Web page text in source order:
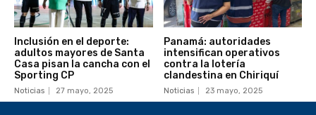
Inclusión en el deporte:
adultos mayores de Santa
Casa pisan la cancha con el
Sporting CP
Noticias 27 mayo, 2025
Panamá: autoridades
intensifican operativos
contra la lotería
clandestina en Chiriquí
Noticias 23 mayo, 2025